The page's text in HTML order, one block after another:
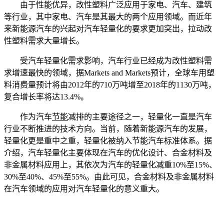
由于性能优异，改性塑料广泛应用于家电、汽车、建筑
等行业，其中家电、汽车是其最大的两个应用领域。而近年
来新能源汽车的兴起对汽车轻量化的要求更加突出，拉动改
性塑料需求大量增长。
受汽车轻量化需求影响，汽车行业已经成为改性塑料需
求增速最快的领域，据Markets and Markets预计，全球车用塑
料消费量预计将由2012年的710万吨增至2018年的1130万吨，
复合增长率将达13.4%。
作为汽车节能减排的主要途径之一，轻量化一直是汽车
行业不断推进的技术方向。当前，随着新能源汽车的发展，
轻量化更是重中之重，轻量化被纳入节能汽车标准体系。据
介绍，汽车轻量化主要体现在汽车的优化设计、合金材料及
非金属材料应用上，其依次为汽车的轻量化减重10%至15%、
30%至40%、45%至55%。由此可见，合金材料及非金属材料
在汽车领域的应用对汽车轻量化的意义重大。